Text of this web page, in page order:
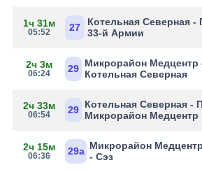
1ч 31м
05:52 27
Котельная Северная -
33-й Армии
2ч 3м
06:24 29 Микрорайон
Котельная Северная
2ч 33м
06:54 29 Котельная Северная -
Микрорайон Медцентр
2ч 15м
06:36 29а Микрорайон
- Сэз